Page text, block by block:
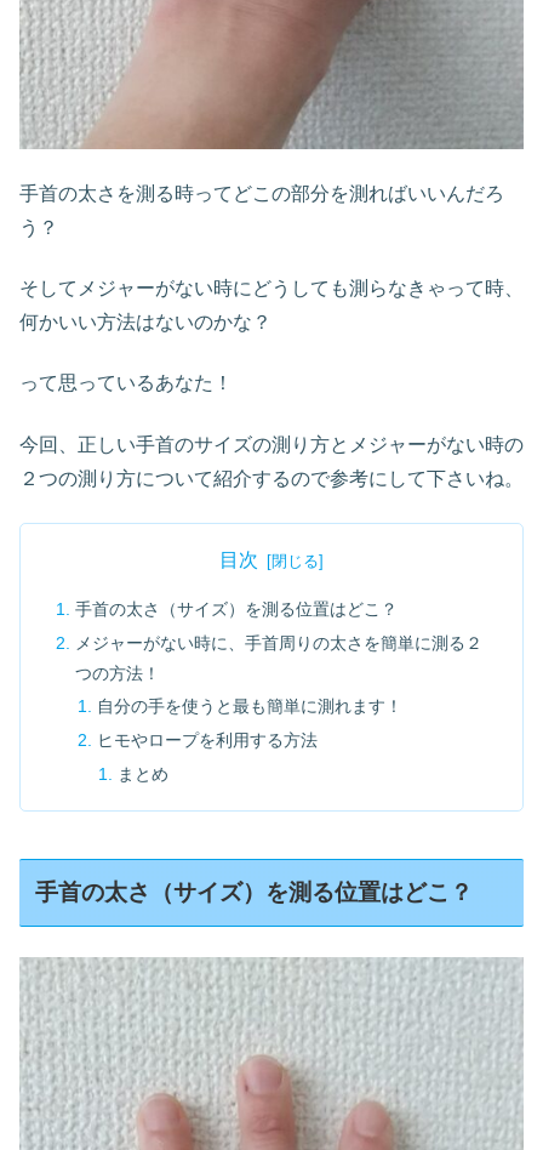
手首の太さを測る時ってどこの部分を測ればいいんだろ
う？
そしてメジャーがない時にどうしても測らなきゃって時、
何かいい方法はないのかな？
って思っているあなた！
今回、正しい手首のサイズの測り方とメジャーがない時の
２つの測り方について紹介するので参考にして下さいね。
目次
手首の太さ（サイズ）を測る位置はどこ？
メジャーがない時に、手首周りの太さを簡単に測る２
つの方法！
自分の手を使うと最も簡単に測れます！
ヒモやロープを利用する方法
まとめ
手首の太さ（サイズ）を測る位置はどこ？